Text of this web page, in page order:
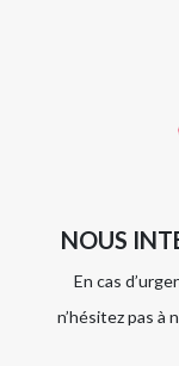
NOUS
En cas
n’hésitez pas à